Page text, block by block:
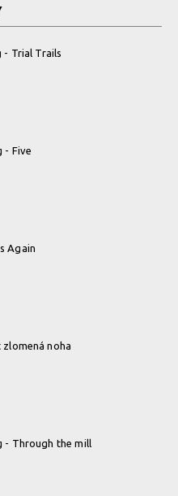
- Trial Trails
- Five
Again
noha
- Through the mill